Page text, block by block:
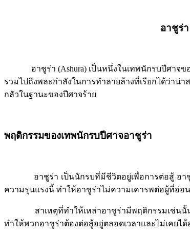
อาชูร่
อาชูร่า (Ashura) เป็นหนึ่งในเทพนักรบปีศาจขอ
รวมไปถึงพละกำลังในการทำลายล้างที่เรียกได้ว่าน่
กลัวในฐานะของปีศาจร้าย
พฤติกรรมของเทพนักรบปีศาจอาชูร่า
อาชูร่า เป็นนักรบที่มีชีวิตอยู่เพื่อการต่อสู้ อาชูร่า
ความรุนแรงนี้ ทำให้อาชูร่าไม่ความเคารพต่อผู้ที่อ่
สาเหตุที่ทำให้เหล่าอาชูร่ามีพฤติกรรมเช่นนั้น เป็
ทำให้พวกอาชูร่าต้องต่อสู้อยู่ตลอดเวลาและไม่เคยได้